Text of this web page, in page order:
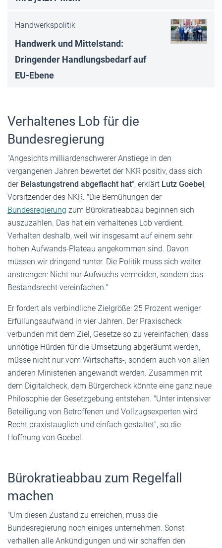
Handwerkspolitik
Handwerk und Mittelstand:
Dringender Handlungsbedarf auf
EU-Ebene
Verhaltenes Lob für die
Bundesregierung
"Angesichts milliardenschwerer Anstiege in den
vergangenen Jahren bewertet der NKR positiv, dass sich
der Belastungstrend abgeflacht hat", erklärt Lutz Goebel,
Vorsitzender des NKR. "Die Bemühungen der
Bundesregierung zum Bürokratieabbau beginnen sich
auszuzahlen. Das hat ein verhaltenes Lob verdient.
Verhalten deshalb, weil wir insgesamt auf einem sehr
hohen Aufwands-Plateau angekommen sind. Davon
müssen wir dringend runter. Die Politik muss sich weiter
anstrengen: Nicht nur Aufwuchs vermeiden, sondern das
Bestandsrecht vereinfachen."
Er fordert als verbindliche Zielgröße: 25 Prozent weniger
Erfüllungsaufwand in vier Jahren. Der Praxischeck
verbunden mit dem Ziel, Gesetze so zu vereinfachen, dass
unnötige Hürden für die Umsetzung abgeräumt werden,
müsse nicht nur vom Wirtschafts-, sondern auch von allen
anderen Ministerien angewandt werden. Zusammen mit
dem Digitalcheck, dem Bürgercheck könnte eine ganz neue
Philosophie der Gesetzgebung entstehen. "Unter intensiver
Beteiligung von Betroffenen und Vollzugsexperten wird
Recht praxistauglich und einfach gestaltet", so die
Hoffnung von Goebel.
Bürokratieabbau zum Regelfall
machen
"Um diesen Zustand zu erreichen, muss die
Bundesregierung noch einiges unternehmen. Sonst
verhallen alle Ankündigungen und wir schaffen den